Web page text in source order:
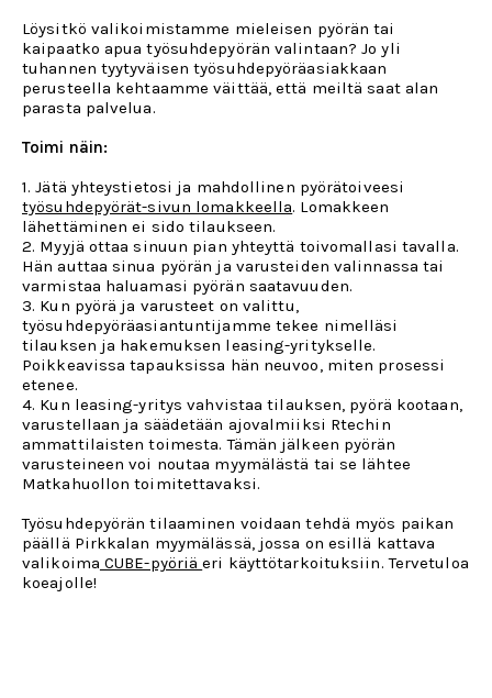
Löysitkö valikoimistamme mieleisen pyörän tai
kaipaatko apua työsuhdepyörän valintaan? Jo yli
tuhannen tyytyväisen työsuhdepyöräasiakkaan
perusteella kehtaamme väittää, että meiltä saat alan
parasta palvelua.
Toimi näin:
1. Jätä yhteystietosi ja mahdollinen pyörätoiveesi
työsuhdepyörät-sivun lomakkeella. Lomakkeen
lähettäminen ei sido tilaukseen.
2. Myyjä ottaa sinuun pian yhteyttä toivomallasi tavalla.
Hän auttaa sinua pyörän ja varusteiden valinnassa tai
varmistaa haluamasi pyörän saatavuuden.
3. Kun pyörä ja varusteet on valittu,
työsuhdepyöräasiantuntijamme tekee nimelläsi
tilauksen ja hakemuksen leasing-yritykselle.
Poikkeavissa tapauksissa hän neuvoo, miten prosessi
etenee.
4. Kun leasing-yritys vahvistaa tilauksen, pyörä kootaan,
varustellaan ja säädetään ajovalmiiksi Rtechin
ammattilaisten toimesta. Tämän jälkeen pyörän
varusteineen voi noutaa myymälästä tai se lähtee
Matkahuollon toimitettavaksi.
Työsuhdepyörän tilaaminen voidaan tehdä myös paikan
päällä Pirkkalan myymälässä, jossa on esillä kattava
valikoima CUBE-pyöriäeri käyttötarkoituksiin. Tervetuloa
koeajolle!